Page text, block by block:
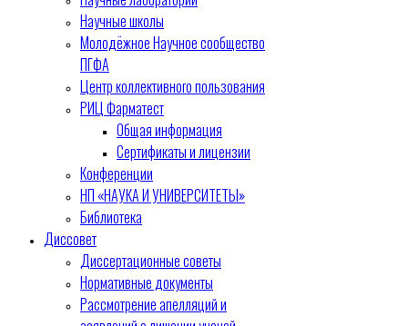
Научные школы
Молодёжное Научное сообщество
ПГФА
Центр коллективного пользования
РИЦ Фарматест
Общая информация
Сертификаты и лицензии
Конференции
НП «НАУКА И УНИВЕРСИТЕТЫ»
Библиотека
Диссовет
Диссертационные советы
Нормативные документы
Рассмотрение апелляций и